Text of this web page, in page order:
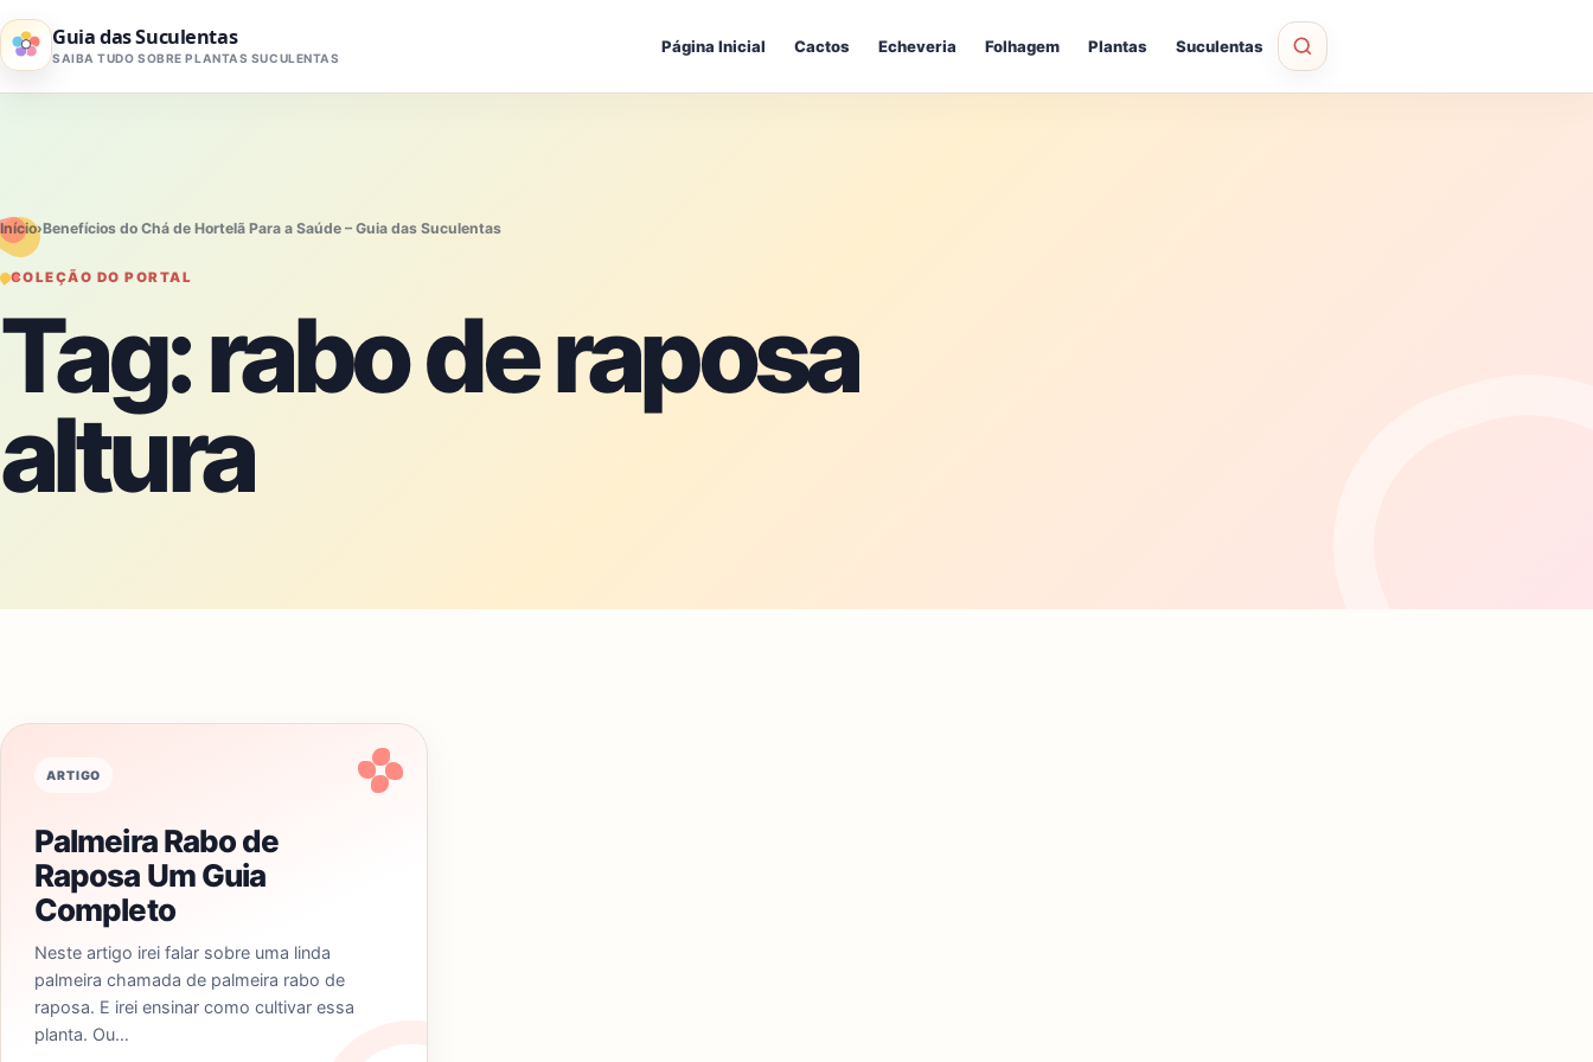
Pular para o conteúdo
Guia das Suculentas
SAIBA TUDO SOBRE PLANTAS SUCULENTAS
Página Inicial Cactos Echeveria Folhagem Plantas Suculentas
Início›Benefícios do Chá de Hortelã Para a Saúde – Guia das Suculentas
COLEÇÃO DO PORTAL
Tag:rabo de raposa
altura
ARTIGO
Palmeira Rabo de
Raposa Um Guia
Completo
Neste artigo irei falar sobre uma linda
palmeira chamada de palmeira rabo de
raposa. E irei ensinar como cultivar essa
planta. Ou…